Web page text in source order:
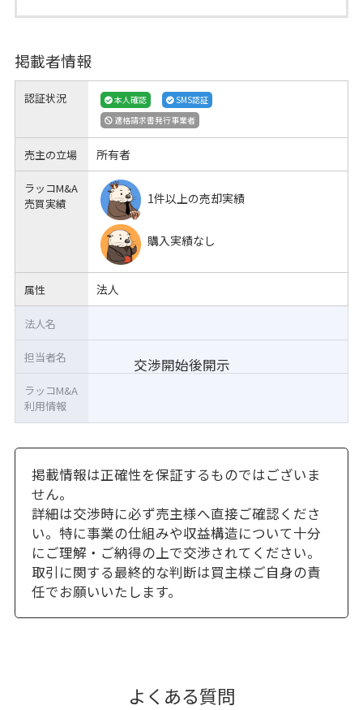
掲載者情報
認証状況 本人確認
SMS認証
適格請求書発行事業者
売主の立場 所有者
ラッコM&A
売買実績
1件以上の売却実績
購入実績なし
属性 法人
交渉開始後開示
法人名
担当者名
ラッコM&A
利用情報
掲載情報は正確性を保証するものではございま
せん。
詳細は交渉時に必ず売主様へ直接ご確認くださ
い。特に事業の仕組みや収益構造について十分
にご理解・ご納得の上で交渉されてください。
取引に関する最終的な判断は買主様ご自身の責
任でお願いいたします。
よくある質問